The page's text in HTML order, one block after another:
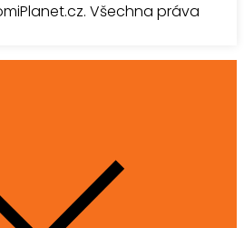
Všechna práva